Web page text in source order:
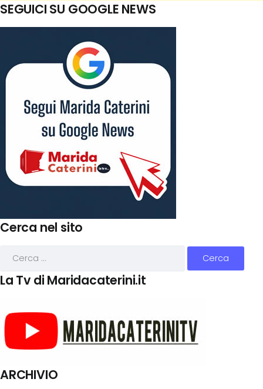
SEGUICI SU GOOGLE NEWS
Cerca nel sito
La Tv di Maridacaterini.it
ARCHIVIO